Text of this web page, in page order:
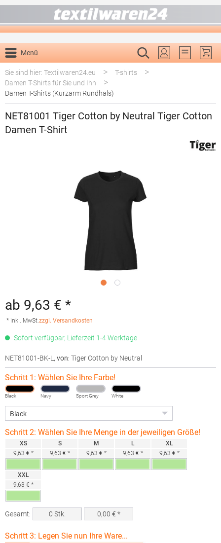
Menü
Du hast 0
Sie sind hier: Textilwaren24.eu
> T-shirts >
Damen T-Shirts für Sie und Ihn >
Damen T-Shirts (Kurzarm Rundhals)
NET81001 Tiger Cotton by Neutral Tiger Cotton
Damen T-Shirt
ab 9,63 € *
* inkl. MwSt.zzgl. Versandkosten
Sofort verfügbar, Lieferzeit 1-4 Werktage
NET81001-BK-L , von: Tiger Cotton by Neutral
Schritt 1: Wählen Sie Ihre Farbe!
Black Navy Sport Grey White
Schritt 2: Wählen Sie Ihre Menge in der jeweiligen Größe!
XS
9,63 € *
S
9,63 € *
M
9,63 € *
L
9,63 € *
XL
9,63 € *
XXL
9,63 € *
Gesamt: 0 Stk. 0,00 € *
Schritt 3: Legen Sie nun Ihre Ware...